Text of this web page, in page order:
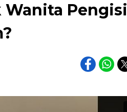
Wanita Pengisi